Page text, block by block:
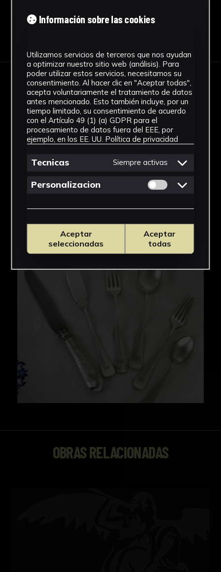
IMÁGENES
OBRAS RELACIONADAS
Información sobre las cookies
Utilizamos servicios de terceros que nos ayudan
a optimizar nuestro sitio web (análisis). Para
poder utilizar estos servicios, necesitamos su
consentimiento. Al hacer clic en "Aceptar todas",
acepta voluntariamente el tratamiento de datos
antes mencionado. Esto también incluye, por un
tiempo limitado, su consentimiento de acuerdo
con el Artículo 49 (1) (a) GDPR para el
procesamiento de datos fuera del EEE, por
ejemplo, en los EE. UU. Política de privacidad
Tecnicas Siempre activas
Personalizacion Permitir cookies
Aceptar
seleccionadas
Aceptar
todas